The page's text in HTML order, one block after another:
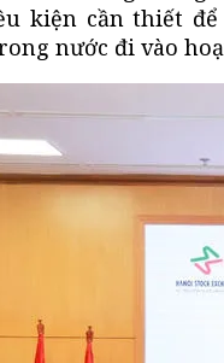
kiện cần thiết
nước đi vào